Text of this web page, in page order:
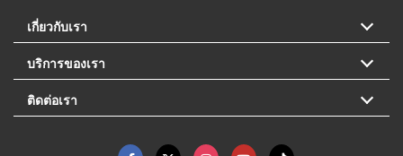
เกี่ยวกับเรา
บริการของเรา
ติดต่อเรา